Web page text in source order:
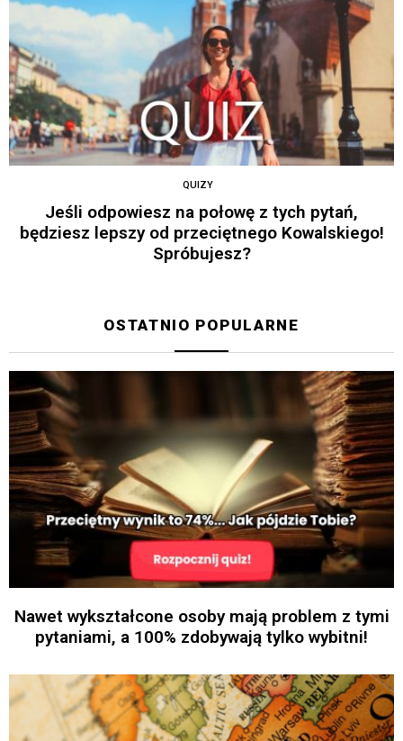
QUIZY
Jeśli odpowiesz na połowę z tych pytań,
będziesz lepszy od przeciętnego Kowalskiego!
Spróbujesz?
OSTATNIO POPULARNE
Nawet wykształcone osoby mają problem z tymi
pytaniami, a 100% zdobywają tylko wybitni!